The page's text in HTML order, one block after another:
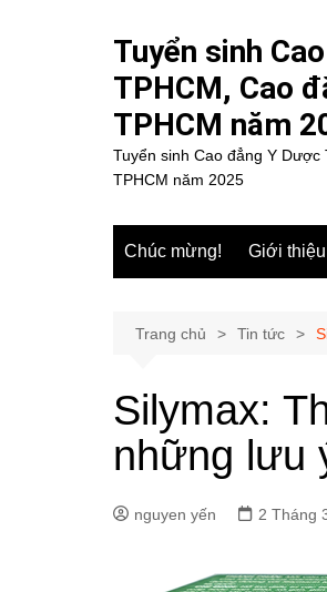
Tuyển sinh
TPHCM, Cao
TPHCM năm
Tuyển sinh Cao đẳng Y
TPHCM năm 2025
Chúc mừng! Giới thiệu
Trang chủ Tin tức
Silymax:
những lưu
nguyen yến 2 Tháng